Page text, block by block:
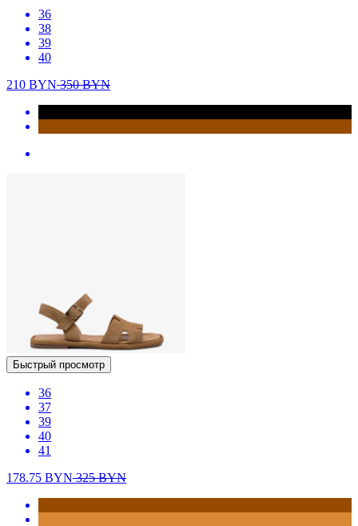
36
38
39
40
210 BYN350BYN
Быстрый просмотр
36
37
39
40
41
178.75 BYN325BYN